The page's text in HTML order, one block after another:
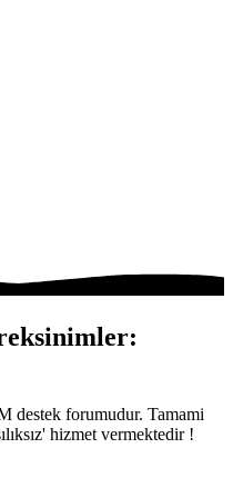
destek forumudur. Tamami
hizmet vermektedir !